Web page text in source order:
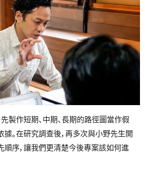
製作短期、中期、長期的路徑圖當作假
據。在研究調查後，再多次與小野先生開
順序，讓我們更清楚今後專案該如何進